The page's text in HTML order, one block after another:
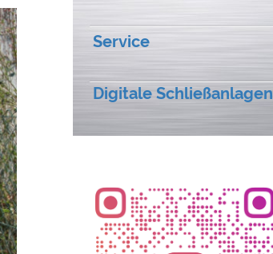
Service
Digitale Schließanlagen